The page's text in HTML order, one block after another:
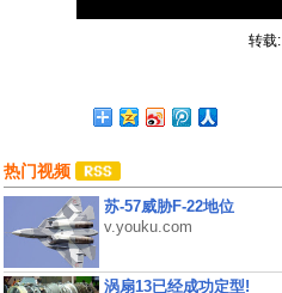
转载:
热门视频
苏-57威胁F-22地位
v.youku.com
涡扇13已经成功定型!